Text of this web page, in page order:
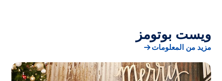
ويست بوتومز
مزيد من المعلومات